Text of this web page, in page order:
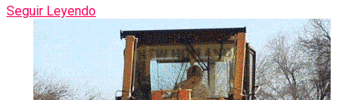
Seguir Leyendo